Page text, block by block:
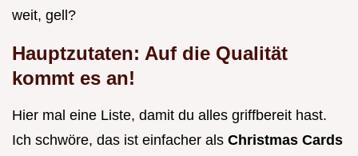
weit, gell?
Hauptzutaten: Auf die Qualität
kommt es an!
Hier mal eine Liste, damit du alles griffbereit hast.
Ich schwöre, das ist einfacher als Christmas Cards